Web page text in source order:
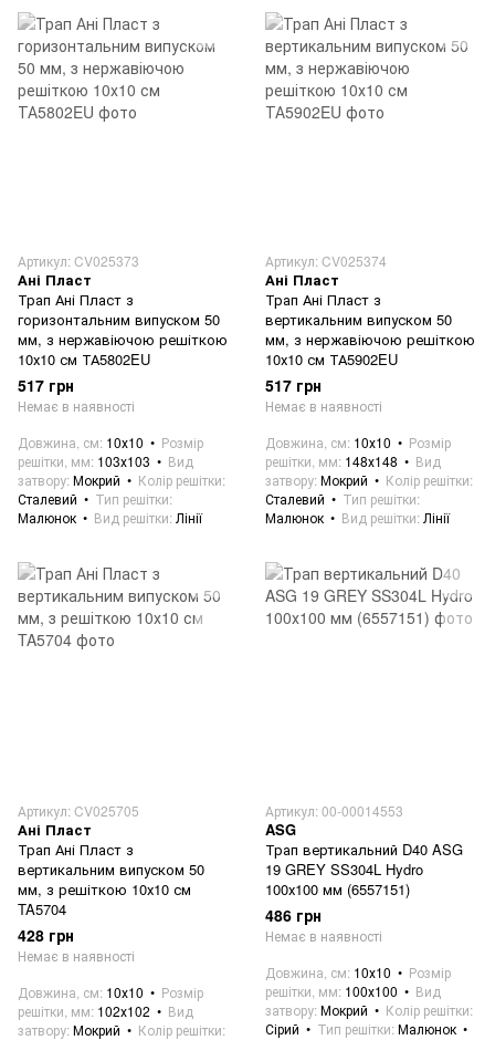
Артикул: CV025373
Ані Пласт
Трап Ані Пласт з
горизонтальним випуском 50
мм, з нержавіючою решіткою
10х10 см ТА5802EU
517 грн
Немає в наявності
Довжина, см 10х10
Розмір
решітки, мм 103х103
Вид
затвору Мокрий
Колір решітки
Сталевий
Тип решітки
Малюнок
Вид решітки Лінії
Артикул: CV025374
Ані Пласт
Трап Ані Пласт з
вертикальним випуском 50
мм, з нержавіючою решіткою
10х10 см ТА5902EU
517 грн
Немає в наявності
Довжина, см 10х10
Розмір
решітки, мм 148х148
Вид
затвору Мокрий
Колір решітки
Сталевий
Тип решітки
Малюнок
Вид решітки Лінії
Артикул: CV025705
Ані Пласт
Трап Ані Пласт з
вертикальним випуском 50
мм, з решіткою 10х10 см
TA5704
428 грн
Немає в наявності
Довжина, см 10х10
Розмір
решітки, мм 102х102
Вид
затвору Мокрий
Колір решітки
Артикул: 00-00014553
ASG
Трап вертикальний D40 ASG
19 GREY SS304L Hydro
100х100 мм (6557151)
486 грн
Немає в наявності
Довжина, см 10х10
Розмір
решітки, мм 100х100
Вид
затвору Мокрий
Колір решітки
Сірий
Тип решітки Малюнок